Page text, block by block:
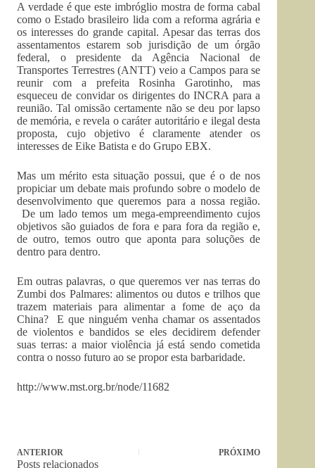
A verdade é que este imbróglio mostra de forma cabal
como o Estado brasileiro lida com a reforma agrária e
os interesses do grande capital. Apesar das terras dos
assentamentos estarem sob jurisdição de um órgão
federal, o presidente da Agência Nacional de
Transportes Terrestres (ANTT) veio a Campos para se
reunir com a prefeita Rosinha Garotinho, mas
esqueceu de convidar os dirigentes do INCRA para a
reunião. Tal omissão certamente não se deu por lapso
de memória, e revela o caráter autoritário e ilegal desta
proposta, cujo objetivo é claramente atender os
interesses de Eike Batista e do Grupo EBX.
Mas um mérito esta situação possui, que é o de nos
propiciar um debate mais profundo sobre o modelo de
desenvolvimento que queremos para a nossa região.
De um lado temos um mega-empreendimento cujos
objetivos são guiados de fora e para fora da região e,
de outro, temos outro que aponta para soluções de
dentro para dentro.
Em outras palavras, o que queremos ver nas terras do
Zumbi dos Palmares: alimentos ou dutos e trilhos que
trazem materiais para alimentar a fome de aço da
China? E que ninguém venha chamar os assentados
de violentos e bandidos se eles decidirem defender
suas terras: a maior violência já está sendo cometida
contra o nosso futuro ao se propor esta barbaridade.
http://www.mst.org.br/node/11682
ANTERIOR PRÓXIMO
Posts relacionados